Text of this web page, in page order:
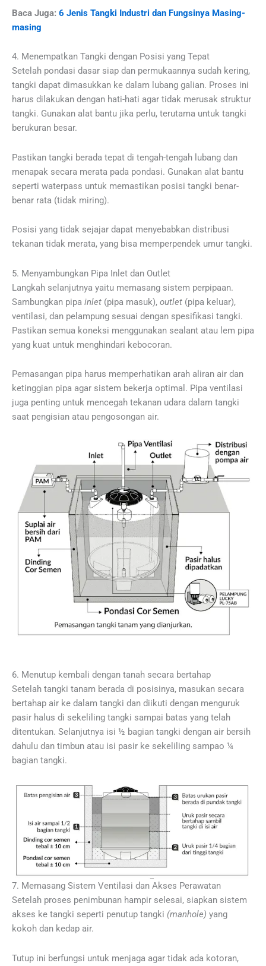
Baca Juga: 6 Jenis Tangki Industri dan Fungsinya Masing-
masing
4. Menempatkan Tangki dengan Posisi yang Tepat
Setelah pondasi dasar siap dan permukaannya sudah kering,
tangki dapat dimasukkan ke dalam lubang galian. Proses ini
harus dilakukan dengan hati-hati agar tidak merusak struktur
tangki. Gunakan alat bantu jika perlu, terutama untuk tangki
berukuran besar.
Pastikan tangki berada tepat di tengah-tengah lubang dan
menapak secara merata pada pondasi. Gunakan alat bantu
seperti waterpass untuk memastikan posisi tangki benar-
benar rata (tidak miring).
Posisi yang tidak sejajar dapat menyebabkan distribusi
tekanan tidak merata, yang bisa memperpendek umur tangki.
5. Menyambungkan Pipa Inlet dan Outlet
Langkah selanjutnya yaitu memasang sistem perpipaan.
Sambungkan pipa inlet (pipa masuk), outlet (pipa keluar),
ventilasi, dan pelampung sesuai dengan spesifikasi tangki.
Pastikan semua koneksi menggunakan sealant atau lem pipa
yang kuat untuk menghindari kebocoran.
Pemasangan pipa harus memperhatikan arah aliran air dan
ketinggian pipa agar sistem bekerja optimal. Pipa ventilasi
juga penting untuk mencegah tekanan udara dalam tangki
saat pengisian atau pengosongan air.
6. Menutup kembali dengan tanah secara bertahap
Setelah tangki tanam berada di posisinya, masukan secara
bertahap air ke dalam tangki dan diikuti dengan menguruk
pasir halus di sekeliling tangki sampai batas yang telah
ditentukan. Selanjutnya isi ½ bagian tangki dengan air bersih
dahulu dan timbun atau isi pasir ke sekeliling sampao ¼
bagian tangki.
7. Memasang Sistem Ventilasi dan Akses Perawatan
Setelah proses penimbunan hampir selesai, siapkan sistem
akses ke tangki seperti penutup tangki (manhole) yang
kokoh dan kedap air.
Tutup ini berfungsi untuk menjaga agar tidak ada kotoran,